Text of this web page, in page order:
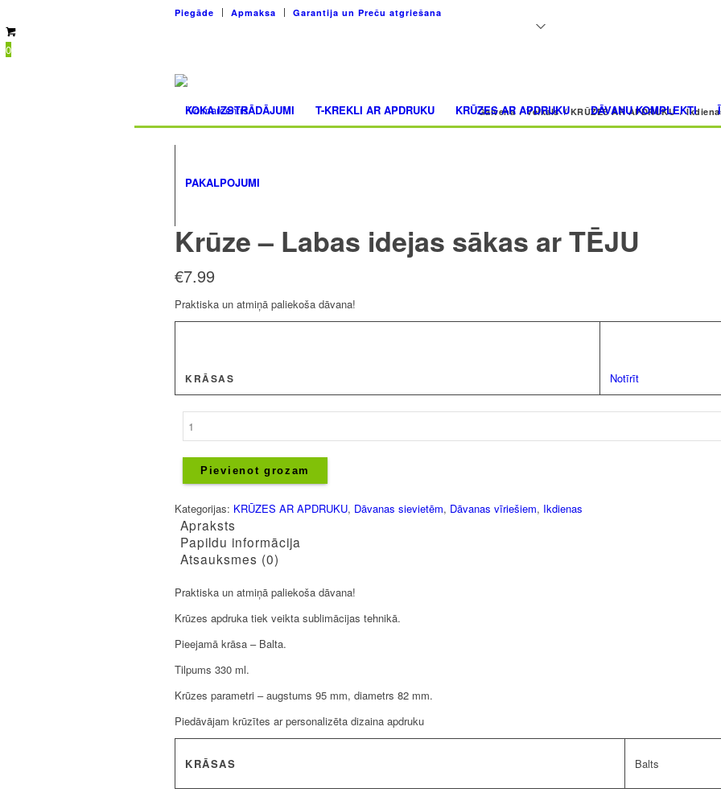
Piegāde Apmaksa Garantija un Preču atgriešana
0
KOKA IZSTRĀDĀJUMI T-KREKLI AR APDRUKU KRŪZES AR APDRUKU DĀVANU KOMPLEKTI
PAKALPOJUMI
Galvena / Veikals / KRŪZES AR APDRUKU /
Krūze – Labas idejas sākas ar TĒJU
€7.99
Praktiska un atmiņā paliekoša dāvana!
KRĀSAS Notīrīt
idejas
sākas
ar
TĒJU
daudzums
Pievienot grozam
Kategorijas: KRŪZES AR APDRUKU, Dāvanas sievietēm, Dāvanas vīriešiem, Ikdienas
Apraksts
Papildu informācija
Atsauksmes (0)
Praktiska un atmiņā paliekoša dāvana!
Krūzes apdruka tiek veikta sublimācijas tehnikā.
Pieejamā krāsa – Balta.
Tilpums 330 ml.
Krūzes parametri – augstums 95 mm, diametrs 82 mm.
Piedāvājam krūzītes ar personalizēta dizaina apdruku
KRĀSAS Balts